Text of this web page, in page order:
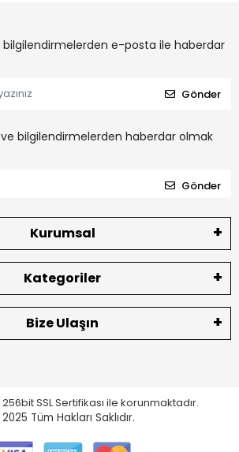
bilgilendirmelerden e-posta ile haberdar
Gönder
bilgilendirmelerden haberdar olmak
Gönder
Kurumsal
Kategoriler
Bize Ulaşın
SSL Sertifikası ile korunmaktadır.
Tüm Hakları Saklıdır.